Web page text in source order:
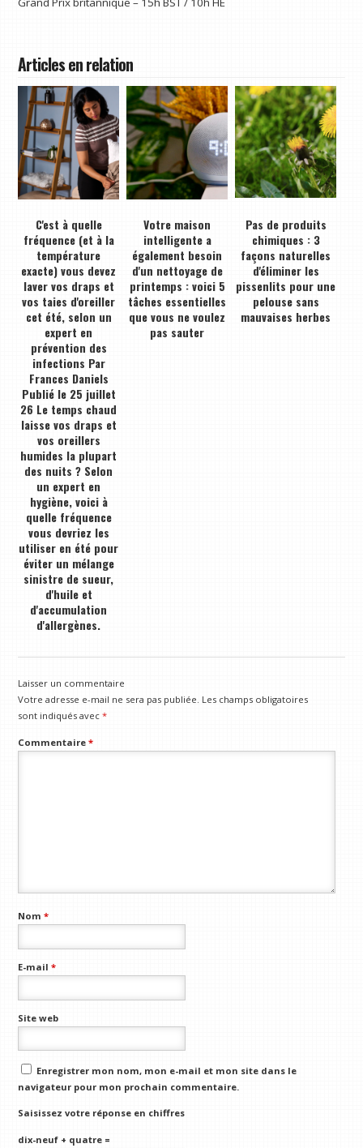
Articles en relation
C'est à quelle
fréquence (et à la
température
exacte) vous devez
laver vos draps et
vos taies d'oreiller
cet été, selon un
expert en
prévention des
infections Par
Frances Daniels
Publié le 25 juillet
26 Le temps chaud
laisse vos draps et
vos oreillers
humides la plupart
des nuits ? Selon
un expert en
hygiène, voici à
quelle fréquence
vous devriez les
utiliser en été pour
éviter un mélange
sinistre de sueur,
d'huile et
d'accumulation
d'allergènes.
Votre maison
intelligente a
également besoin
d'un nettoyage de
printemps : voici 5
tâches essentielles
que vous ne voulez
pas sauter
Pas de produits
chimiques : 3
façons naturelles
d'éliminer les
pissenlits pour une
pelouse sans
mauvaises herbes
Laisser un commentaire
Votre adresse e-mail ne sera pas publiée. Les champs obligatoires
sont indiqués avec*
Commentaire*
Nom*
E-mail*
Site web
Enregistrer mon nom, mon e-mail et mon site dans le
navigateur pour mon prochain commentaire.
Saisissez votre réponse en chiffres
dix-neuf + quatre =